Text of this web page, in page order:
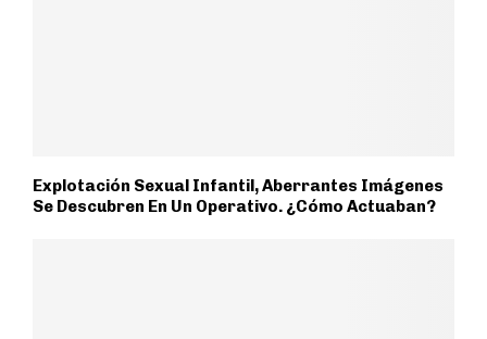
Explotación Sexual Infantil, Aberrantes Imágenes
Se Descubren En Un Operativo. ¿Cómo Actuaban?